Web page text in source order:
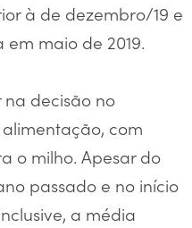
à de dezembro/19 e
em maio de 2019.
decisão no
com
o milho. Apesar do
passado e no início
a média